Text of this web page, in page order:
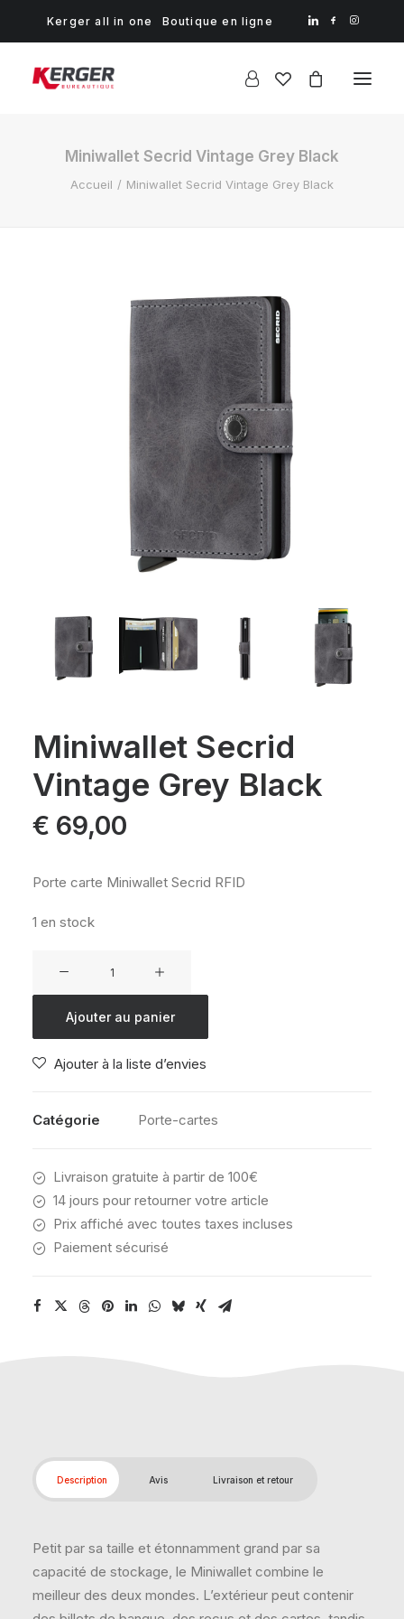
Kerger all in one Boutique en ligne
Miniwallet Secrid Vintage Grey Black
Accueil Miniwallet Secrid Vintage Grey Black
Miniwallet Secrid
Vintage Grey Black
€ 69,00
Porte carte Miniwallet Secrid RFID
1 en stock
Secrid
Grey
Ajouter au panier
Ajouter à la liste d’envies
Catégorie Porte-cartes
Livraison gratuite à partir de 100€
14 jours pour retourner votre article
Prix affiché avec toutes taxes incluses
Paiement sécurisé
Description Avis Livraison et retour
Petit par sa taille et étonnamment grand par sa
capacité de stockage, le Miniwallet combine le
meilleur des deux mondes. L’extérieur peut contenir